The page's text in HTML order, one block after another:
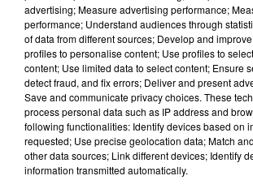
sont limitées, alors mieux vaut anticiper.
découverte, elle, est illimitée. Et l'abus
dangereux pour la santé alosr pensez à
modération.
Paris Beer Festival — Ground Control, 81
Paris 12e — Du 25 au 31 mai 2026 — Infos
parisbeerfestival.fr
advertising; Measure advertising performance;
performance; Understand audiences through
of data from different sources; Develop and
profiles to personalise content; Use profiles to
content; Use limited data to select content; Ensure
detect fraud, and fix errors; Deliver and present
Save and communicate privacy choices. These
process personal data such as IP address and
following functionalities: Identify devices based on
requested; Use precise geolocation data; Match
other data sources; Link different devices; Identify
information transmitted automatically.